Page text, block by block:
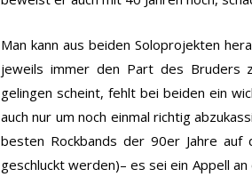
Man kann aus beiden Soloprojekten
jeweils immer den Part des Bruders
gelingen scheint, fehlt bei beiden ein
auch nur um noch einmal richtig
besten Rockbands der 90er Jahre auf
geschluckt werden)– es sei ein Appell